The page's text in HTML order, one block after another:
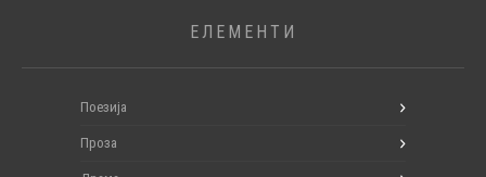
ЕЛЕМЕНТИ
Поезија
Проза